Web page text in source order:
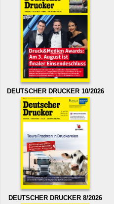
DEUTSCHER DRUCKER 10/2026
DEUTSCHER DRUCKER 8/2026